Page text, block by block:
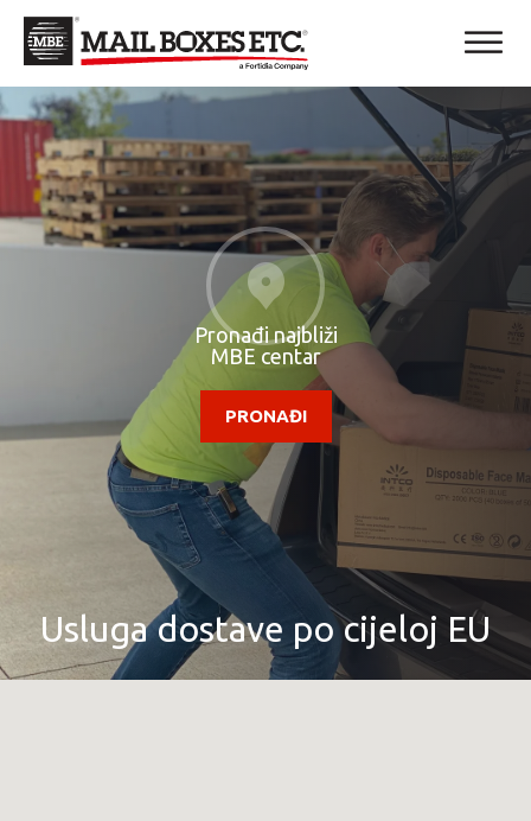
Pronađi najbliži
MBE centar
PRONAĐI
Usluga dostave po cijeloj EU